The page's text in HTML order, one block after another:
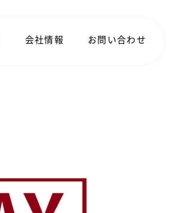
会社情報 お問い合わせ